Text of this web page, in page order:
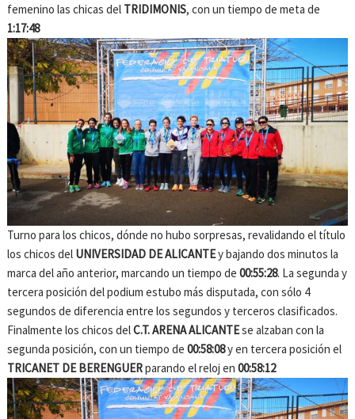
femenino las chicas del TRIDIMONIS, con un tiempo de meta de
1:17:48
Turno para los chicos, dónde no hubo sorpresas, revalidando el título
los chicos del UNIVERSIDAD DE ALICANTEy bajando dos minutos la
marca del año anterior, marcando un tiempo de00:55:28. La segunda y
tercera posición del podium estubo más disputada, con sólo 4
segundos de diferencia entre los segundos y terceros clasificados.
Finalmente los chicos delC.T. ARENA ALICANTEse alzaban con la
segunda posición, con un tiempo de00:58:08y en tercera posición el
TRICANET DE BERENGUERparando el reloj en00:58:12